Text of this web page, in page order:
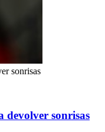
sonrisas
devolver sonrisas